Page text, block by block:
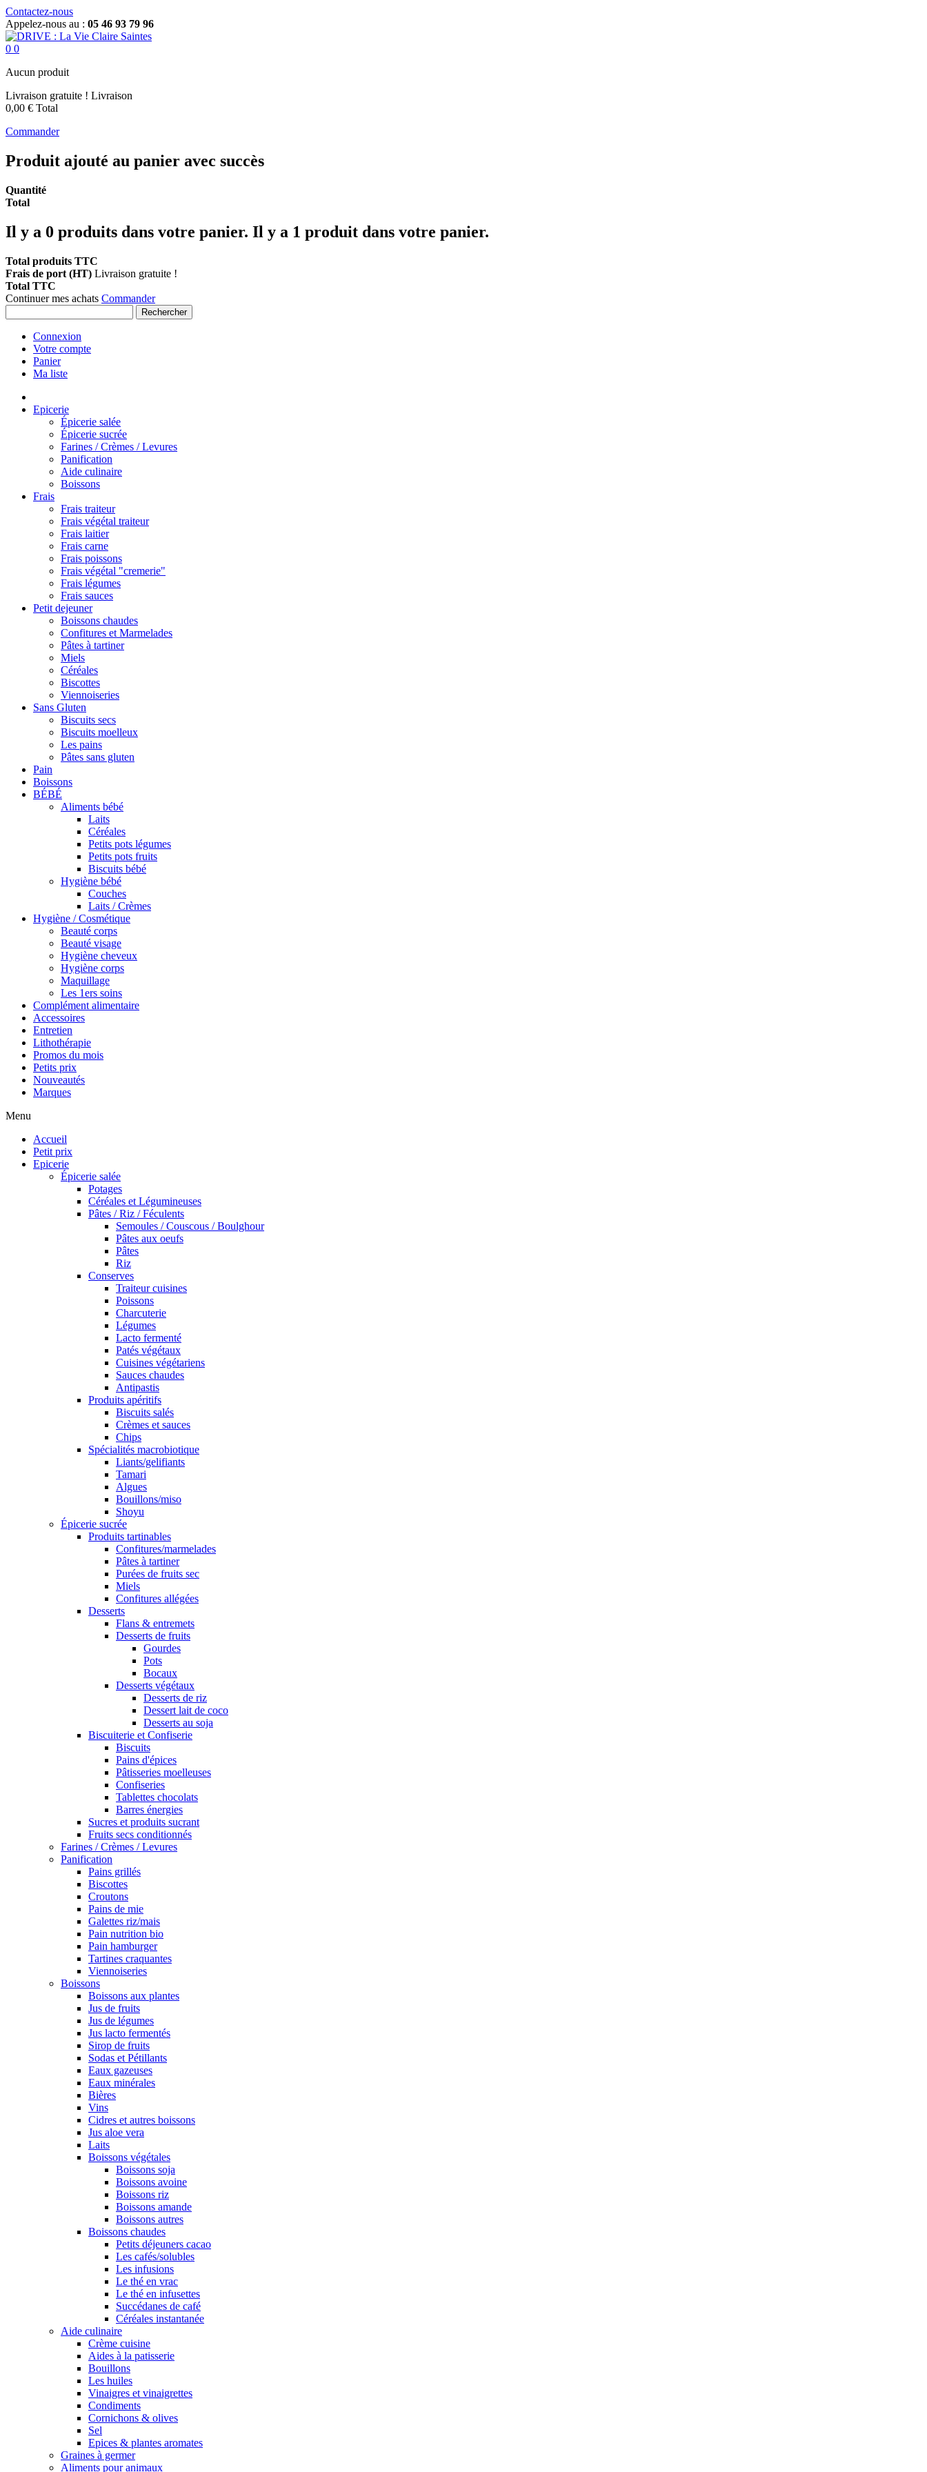
Contactez-nous
Appelez-nous au : 05 46 93 79 96
0 0
Aucun produit
Livraison gratuite ! Livraison
0,00 € Total
Commander
Produit ajouté au panier avec succès
Quantité
Total
Il y a 0 produits dans votre panier. Il y a 1 produit dans votre panier.
Total produits TTC
Frais de port (HT) Livraison gratuite !
Total TTC
Continuer mes achats Commander
Rechercher
Connexion
Votre compte
Panier
Ma liste
Epicerie
Épicerie salée
Épicerie sucrée
Farines / Crèmes / Levures
Panification
Aide culinaire
Boissons
Frais
Frais traiteur
Frais végétal traiteur
Frais laitier
Frais carne
Frais poissons
Frais végétal "cremerie"
Frais légumes
Frais sauces
Petit dejeuner
Boissons chaudes
Confitures et Marmelades
Pâtes à tartiner
Miels
Céréales
Biscottes
Viennoiseries
Sans Gluten
Biscuits secs
Biscuits moelleux
Les pains
Pâtes sans gluten
Pain
Boissons
BÉBÉ
Aliments bébé
Laits
Céréales
Petits pots légumes
Petits pots fruits
Biscuits bébé
Hygiène bébé
Couches
Laits / Crèmes
Hygiène / Cosmétique
Beauté corps
Beauté visage
Hygiène cheveux
Hygiène corps
Maquillage
Les 1ers soins
Complément alimentaire
Accessoires
Entretien
Lithothérapie
Promos du mois
Petits prix
Nouveautés
Marques
Menu
Accueil
Petit prix
Epicerie
Épicerie salée
Potages
Céréales et Légumineuses
Pâtes / Riz / Féculents
Semoules / Couscous / Boulghour
Pâtes aux oeufs
Pâtes
Riz
Conserves
Traiteur cuisines
Poissons
Charcuterie
Légumes
Lacto fermenté
Patés végétaux
Cuisines végétariens
Sauces chaudes
Antipastis
Produits apéritifs
Biscuits salés
Crèmes et sauces
Chips
Spécialités macrobiotique
Liants/gelifiants
Tamari
Algues
Bouillons/miso
Shoyu
Épicerie sucrée
Produits tartinables
Confitures/marmelades
Pâtes à tartiner
Purées de fruits sec
Miels
Confitures allégées
Desserts
Flans & entremets
Desserts de fruits
Gourdes
Pots
Bocaux
Desserts végétaux
Desserts de riz
Dessert lait de coco
Desserts au soja
Biscuiterie et Confiserie
Biscuits
Pains d'épices
Pâtisseries moelleuses
Confiseries
Tablettes chocolats
Barres énergies
Sucres et produits sucrant
Fruits secs conditionnés
Farines / Crèmes / Levures
Panification
Pains grillés
Biscottes
Croutons
Pains de mie
Galettes riz/mais
Pain nutrition bio
Pain hamburger
Tartines craquantes
Viennoiseries
Boissons
Boissons aux plantes
Jus de fruits
Jus de légumes
Jus lacto fermentés
Sirop de fruits
Sodas et Pétillants
Eaux gazeuses
Eaux minérales
Bières
Vins
Cidres et autres boissons
Jus aloe vera
Laits
Boissons végétales
Boissons soja
Boissons avoine
Boissons riz
Boissons amande
Boissons autres
Boissons chaudes
Petits déjeuners cacao
Les cafés/solubles
Les infusions
Le thé en vrac
Le thé en infusettes
Succédanes de café
Céréales instantanée
Aide culinaire
Crème cuisine
Aides à la patisserie
Bouillons
Les huiles
Vinaigres et vinaigrettes
Condiments
Cornichons & olives
Sel
Epices & plantes aromates
Graines à germer
Aliments pour animaux